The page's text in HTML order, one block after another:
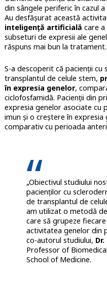
din sângele periferic în cazul
Au desfășurat această
inteligență artificială care
subseturi de expresii ale
răspuns mai bun la tratament.
S-a descoperit că pacienții
transplantul de celule stem,
în expresia genelor,
ciclofosfamidă. Pacienții din
expresia genelor asociate cu
imun și o creștere în
comparativ cu perioada
„Obiectivul studiului
pacienților cu
de transplantul de
am utilizat o metodă
care să grupeze
activitatea genelor din
co-autorul studiului,
Professor of
School of Medicine.